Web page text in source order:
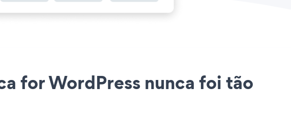
for WordPress nunca foi tão